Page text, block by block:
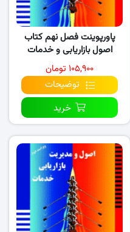
پاورپوینت فصل نهم کتاب
اصول بازاریابی و خدمات
(نسخه ۲)
۱۰۵,۹۰۰ تومان
توضیحات
خرید